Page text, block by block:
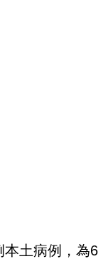
本土病例，為6